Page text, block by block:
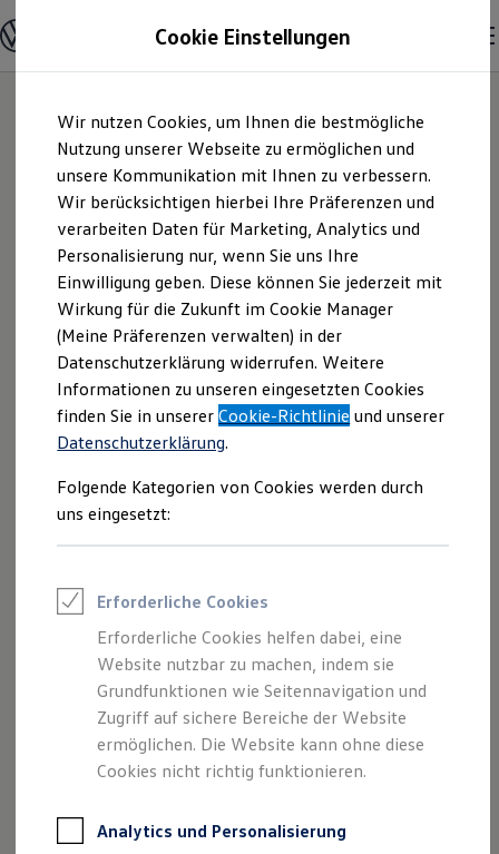
Hauptinhalt
springen
Footer
springen
Modelle & Konfigurator
Nutzfahrzeugkategorien entdecken
Modelle konfigurieren
Vorgängermodelle und Oldtimer
Vorgängermodelle
Oldtimer
Bulli Historie
Branchenlösungen & Gewerbekunden
Umbaulösungen und Hersteller finden
Auf- und Umbauten entdecken & konfigurieren
Groß- und Sonderkunden
Großkunden
Kommunen & Behörden
Journalisten
Sportvereine
Branchenlösungen
Bau & Handwerk
Gewerbliche Personenbeförderung
Service & mobile Werkstätten
Kurier, Logistik & Handel
Feuerwehr
Rettungsdienste
ONE Business ID Vorteile
Fahrzeugsuche & Marktplatz
Digitaler Marktplatz
Kauf & Finanzierung
Online-Fahrzeugbewertung
Aktionen & Angebote
E-Auto-Förderung
Für Privatkunden
Für Gewerbekunden
Profi Paket
TopDeal
Zertifizierte Gebrauchtwagen
Otto Grimm GmbH
& Co. KG |
Impressum &
Rechtliches
Hier finden Sie Informationen über die
Otto Grimm GmbH & Co. KG als
verantwortliche Anbieterin von Inhalten
und Angeboten, die auf dieser Webseite
Impressum
Datenschutzerklärung
Impressum
Otto Grimm GmbH & Co. KG
Cookie Einstellungen
Wir nutzen Cookies, um Ihnen die bestmögliche
Nutzung unserer Webseite zu ermöglichen und
unsere Kommunikation mit Ihnen zu verbessern.
Wir berücksichtigen hierbei Ihre Präferenzen und
verarbeiten Daten für Marketing, Analytics und
Personalisierung nur, wenn Sie uns Ihre
Einwilligung geben. Diese können Sie jederzeit mit
Wirkung für die Zukunft im Cookie Manager
(Meine Präferenzen verwalten) in der
Datenschutzerklärung widerrufen. Weitere
Informationen zu unseren eingesetzten Cookies
finden Sie in unsererCookie-Richtlinie und unserer
Datenschutzerklärung.
Folgende Kategorien von Cookies werden durch
uns eingesetzt:
Erforderliche Cookies
Erforderliche Cookies helfen dabei, eine
Website nutzbar zu machen, indem sie
Grundfunktionen wie Seitennavigation und
Zugriff auf sichere Bereiche der Website
ermöglichen. Die Website kann ohne diese
Cookies nicht richtig funktionieren.
Analytics und Personalisierung